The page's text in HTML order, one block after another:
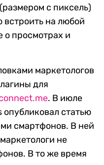
с пиксель)
на любой
о просмотрах и
маркетологов
для
. В июле
статью
смартфонов. В ней
не
В то же время